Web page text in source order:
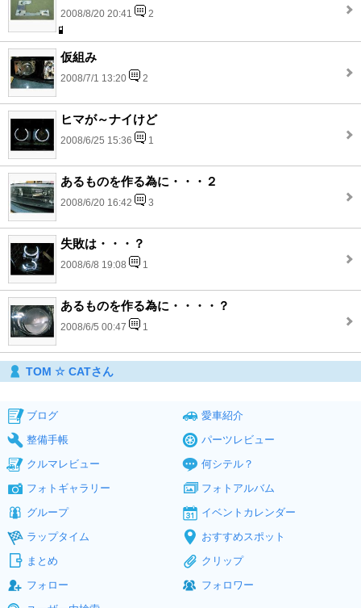
2008/8/20 20:41 2
仮組み
2008/7/1 13:20 2
ヒマが～ナイけど
2008/6/25 15:36 1
あるものを作る為に・・・２
2008/6/20 16:42 3
失敗は・・・？
2008/6/8 19:08 1
あるものを作る為に・・・・？
2008/6/5 00:47 1
TOM ☆ CATさん
ブログ
愛車紹介
整備手帳
パーツレビュー
クルマレビュー
何シテル？
フォトギャラリー
フォトアルバム
グループ
イベントカレンダー
ラップタイム
おすすめスポット
まとめ
クリップ
フォロー
フォロワー